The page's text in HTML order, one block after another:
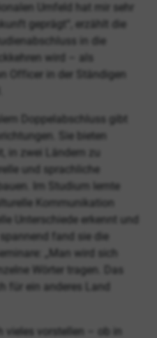
Umfeld hat mir sehr
geprägt“, erzählt die
in die
wird – als
Officer in der Ständigen
Doppelabschluss gibt
Sie bieten
in zwei Ländern zu
und sprachliche
Im Studium lernte
Kommunikation
Unterschiede erkennt und
fand sie die
„Man wird sich
Wörter tragen. Das
für ein anderes Land
vieles vorstellen – ob in